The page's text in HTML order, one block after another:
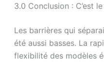
3.0 Conclusion : C’est
Les barrières qui
été aussi basses. La
flexibilité des modèles